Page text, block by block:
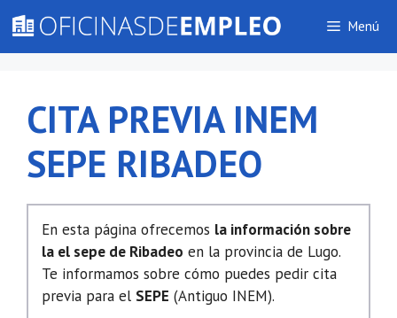
contenido
Menú
CITA PREVIA INEM
SEPE RIBADEO
En esta página ofrecemos la información sobre
la el sepe de Ribadeo en la provincia de Lugo.
Te informamos sobre cómo puedes pedir cita
previa para el SEPE (Antiguo INEM).